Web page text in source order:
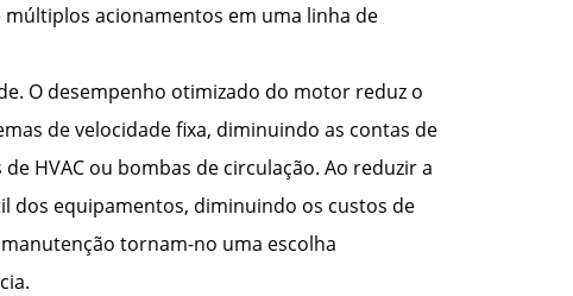
acionamentos em uma linha de
O desempenho otimizado do motor reduz o
de velocidade fixa, diminuindo as contas de
HVAC ou bombas de circulação. Ao reduzir a
dos equipamentos, diminuindo os custos de
tornam-no uma escolha